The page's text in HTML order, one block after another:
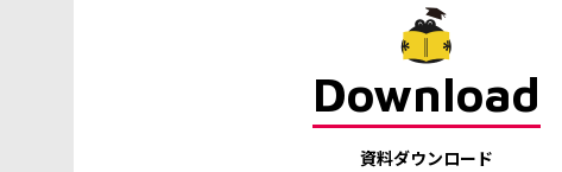
Download
資料ダウンロード